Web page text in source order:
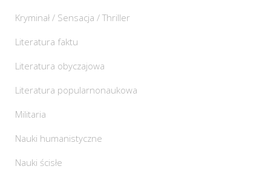
Kryminał / Sensacja / Thriller
Literatura faktu
Literatura obyczajowa
Literatura popularnonaukowa
Militaria
Nauki humanistyczne
Nauki ścisłe